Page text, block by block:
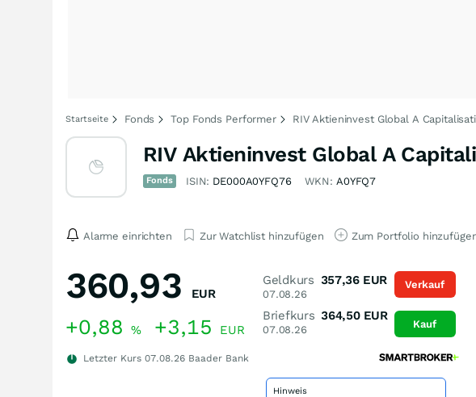
Startseite Fonds Top Fonds Performer RIV Aktieninvest Global A
RIV Aktieninvest Global A
Fonds ISIN: DE000A0YFQ76 WKN: A0YFQ7
Alarme einrichten Zur Watchlist hinzufügen Zum Portfolio
360,93 EUR
+0,88 % +3,15 EUR
Letzter Kurs 07.08.26 Baader Bank
Geldkurs
07.08.26
357,36 EUR
Briefkurs
07.08.26
364,50 EUR
Verkauf
Kauf
Hinweis